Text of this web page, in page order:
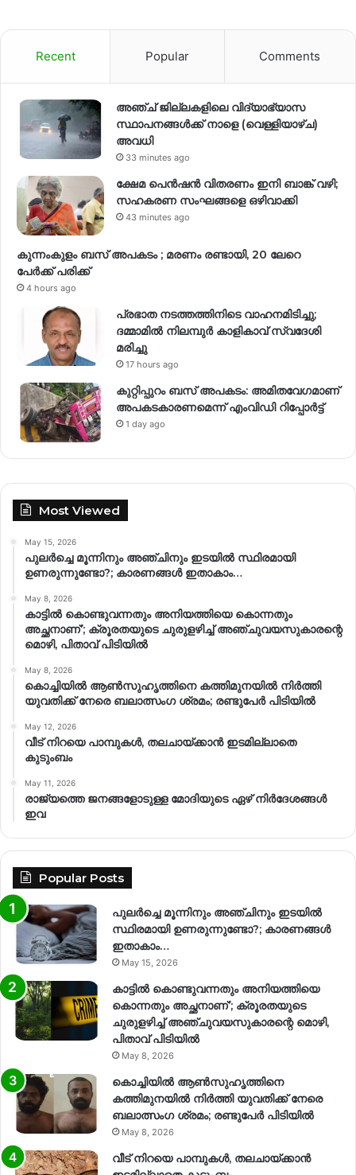
Recent Popular Comments
അഞ്ച് ജില്ലകളിലെ വിദ്യാഭ്യാസ
സ്ഥാപനങ്ങൾക്ക് നാളെ (വെള്ളിയാഴ്ച)
അവധി
33 minutes ago
ക്ഷേമ പെൻഷൻ വിതരണം ഇനി ബാങ്ക് വഴി;
സഹകരണ സംഘങ്ങളെ ഒഴിവാക്കി
43 minutes ago
കുന്നംകുളം ബസ് അപകടം ; മരണം രണ്ടായി, 20 ലേറെ
പേർക്ക് പരിക്ക്
4 hours ago
പ്രഭാത നടത്തത്തിനിടെ വാഹനമിടിച്ചു;
ദമ്മാമിൽ നിലമ്പുർ കാളികാവ് സ്വദേശി
മരിച്ചു
17 hours ago
കുറ്റിപ്പുറം ബസ് അപകടം: അമിതവേഗമാണ്
അപകടകാരണമെന്ന് എംവിഡി റിപ്പോർട്ട്
1 day ago
Most Viewed
May 15, 2026
പുലർച്ചെ മൂന്നിനും അഞ്ചിനും ഇടയിൽ സ്ഥിരമായി
ഉണരുന്നുണ്ടോ?; കാരണങ്ങള്‍ ഇതാകാം…
May 8, 2026
കാട്ടിൽ കൊണ്ടുവന്നതും അനിയത്തിയെ കൊന്നതും
അച്ഛനാണ്’; ക്രൂരതയുടെ ചുരുളഴിച്ച് അഞ്ചുവയസുകാരന്റെ
മൊഴി, പിതാവ് പിടിയിൽ
May 8, 2026
കൊച്ചിയിൽ ആൺസുഹൃത്തിനെ കത്തിമുനയിൽ നിർത്തി
യുവതിക്ക് നേരെ ബലാത്സംഗ​ ശ്രമം; രണ്ടുപേർ പിടിയിൽ
May 12, 2026
വീട് നിറയെ പാമ്പുകൾ, തലചായ്ക്കാൻ ഇടമില്ലാതെ
കുടുംബം
May 11, 2026
രാജ്യത്തെ ജനങ്ങളോടുള്ള മോദിയുടെ ഏഴ് നിര്‍ദേശങ്ങള്‍
ഇവ
Popular Posts
പുലർച്ചെ മൂന്നിനും അഞ്ചിനും ഇടയിൽ
സ്ഥിരമായി ഉണരുന്നുണ്ടോ?; കാരണങ്ങള്‍
ഇതാകാം…
May 15, 2026
കാട്ടിൽ കൊണ്ടുവന്നതും അനിയത്തിയെ
കൊന്നതും അച്ഛനാണ്’; ക്രൂരതയുടെ
ചുരുളഴിച്ച് അഞ്ചുവയസുകാരന്റെ മൊഴി,
പിതാവ് പിടിയിൽ
May 8, 2026
കൊച്ചിയിൽ ആൺസുഹൃത്തിനെ
കത്തിമുനയിൽ നിർത്തി യുവതിക്ക് നേരെ
ബലാത്സംഗ​ ശ്രമം; രണ്ടുപേർ പിടിയിൽ
May 8, 2026
വീട് നിറയെ പാമ്പുകൾ, തലചായ്ക്കാൻ